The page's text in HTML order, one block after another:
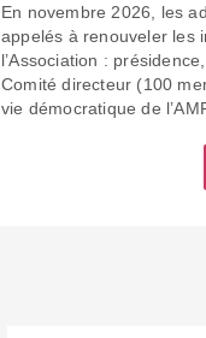
En novembre 2026, les
appelés à renouveler les
l’Association :
Comité directeur (100
vie démocratique de